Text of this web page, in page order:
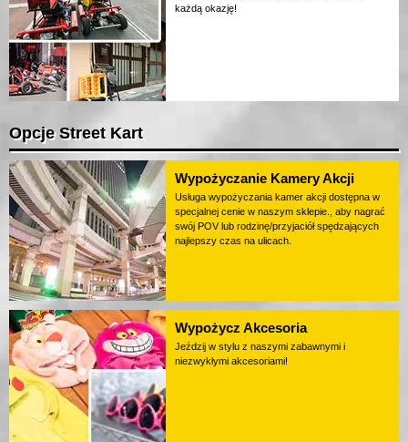
każdą okazję!
Opcje Street Kart
Wypożyczanie Kamery Akcji
Usługa wypożyczania kamer akcji dostępna w
specjalnej cenie w naszym sklepie., aby nagrać
swój POV lub rodzinę/przyjaciół spędzających
najlepszy czas na ulicach.
Wypożycz Akcesoria
Jeździj w stylu z naszymi zabawnymi i
niezwykłymi akcesoriami!